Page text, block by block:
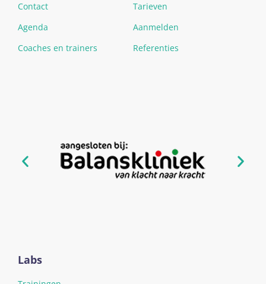
Contact
Tarieven
Agenda
Aanmelden
Coaches en trainers
Referenties
Labs